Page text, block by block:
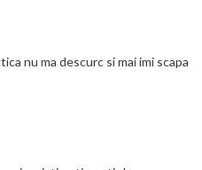
nu ma descurc si mai imi scapa